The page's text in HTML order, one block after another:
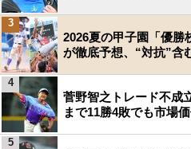
2026夏の甲子園「優勝
が徹底予想、“対抗”含
3
菅野智之トレード不成
まで11勝4敗でも市場
4
5